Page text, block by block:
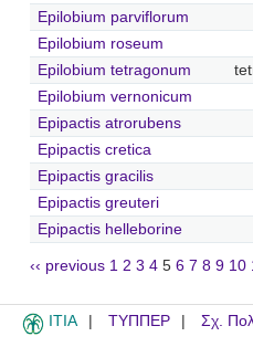
Epilobium parviflorum
Epilobium roseum
Epilobium tetragonum
Epilobium vernonicum
Epipactis atrorubens
Epipactis cretica
Epipactis gracilis
Epipactis greuteri
Epipactis helleborine
‹‹ previous 1 2 3 4 5 6 7 8 9 10
ITIA ΤΥΠΠΕΡ Σχ.